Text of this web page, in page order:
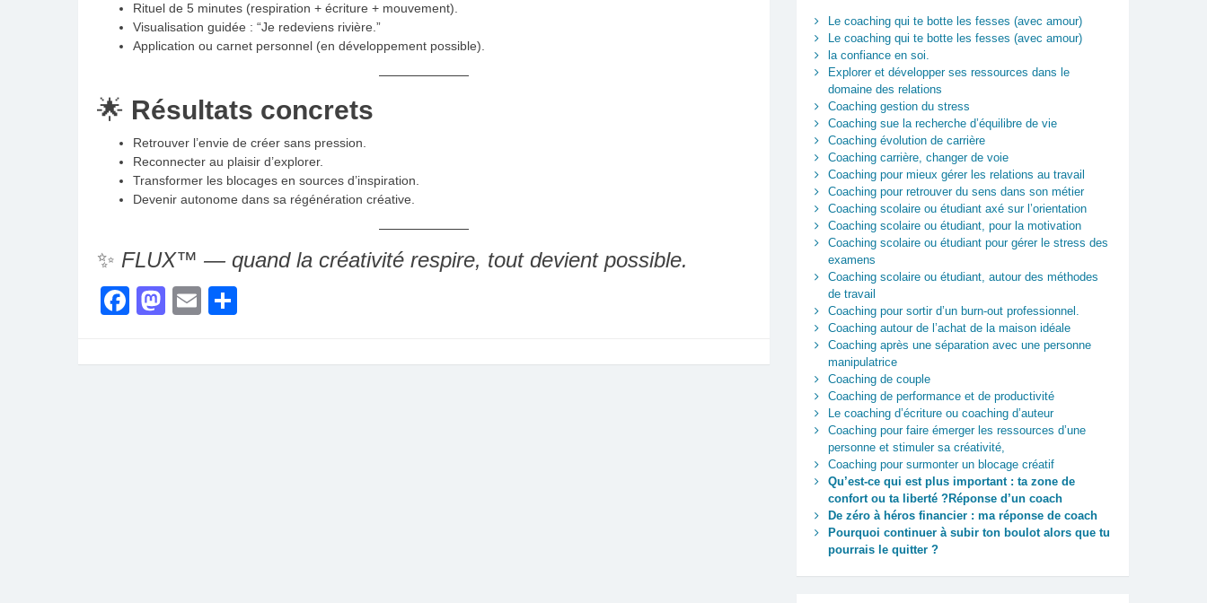
Rituel de 5 minutes (respiration + écriture + mouvement).
Visualisation guidée : “Je redeviens rivière.”
Application ou carnet personnel (en développement possible).
🌟 Résultats concrets
Retrouver l’envie de créer sans pression.
Reconnecter au plaisir d’explorer.
Transformer les blocages en sources d’inspiration.
Devenir autonome dans sa régénération créative.
✨ FLUX™ — quand la créativité respire, tout devient possible.
Facebook
Mastodon
Email
Le coaching qui te botte les fesses (avec amour)
Le coaching qui te botte les fesses (avec amour)
la confiance en soi.
Explorer et développer ses ressources dans le
domaine des relations
Coaching gestion du stress
Coaching sue la recherche d’équilibre de vie
Coaching évolution de carrière
Coaching carrière, changer de voie
Coaching pour mieux gérer les relations au travail
Coaching pour retrouver du sens dans son métier
Coaching scolaire ou étudiant axé sur l’orientation
Coaching scolaire ou étudiant, pour la motivation
Coaching scolaire ou étudiant pour gérer le stress des
examens
Coaching scolaire ou étudiant, autour des méthodes
de travail
Coaching pour sortir d’un burn-out professionnel.
Coaching autour de l’achat de la maison idéale
Coaching après une séparation avec une personne
manipulatrice
Coaching de couple
Coaching de performance et de productivité
Le coaching d’écriture ou coaching d’auteur
Coaching pour faire émerger les ressources d’une
personne et stimuler sa créativité,
Coaching pour surmonter un blocage créatif
Qu’est‑ce qui est plus important : ta zone de
confort ou ta liberté ?Réponse d’un coach
De zéro à héros financier : ma réponse de coach
Pourquoi continuer à subir ton boulot alors que tu
pourrais le quitter ?